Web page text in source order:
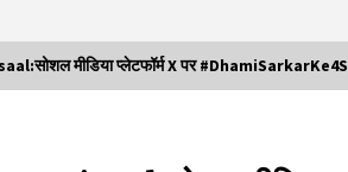
मीडिया प्लेटफॉर्म X पर